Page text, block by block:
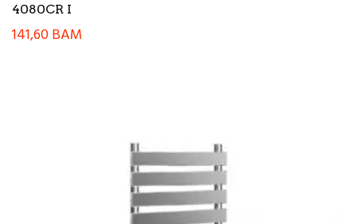
4080CR I
141,60BAM